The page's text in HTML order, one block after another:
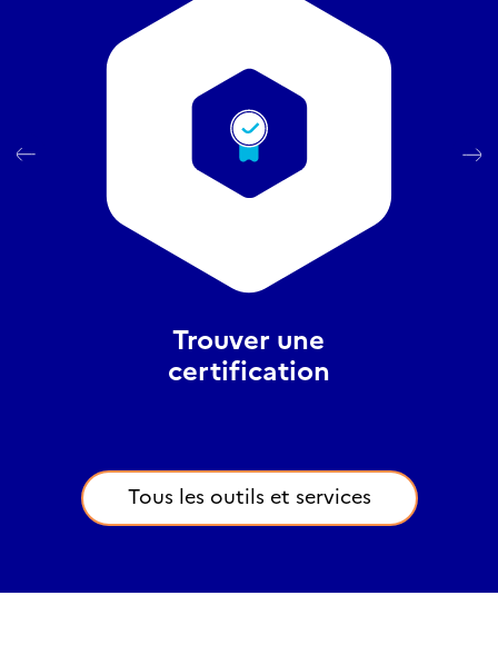
Trouver une
certification
Tous les outils et services